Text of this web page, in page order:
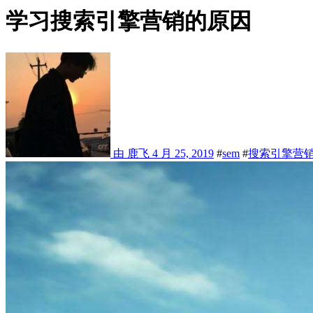
学习搜索引擎营销的原因
由 鹿飞 4 月 25, 2019 #sem #搜索引擎营